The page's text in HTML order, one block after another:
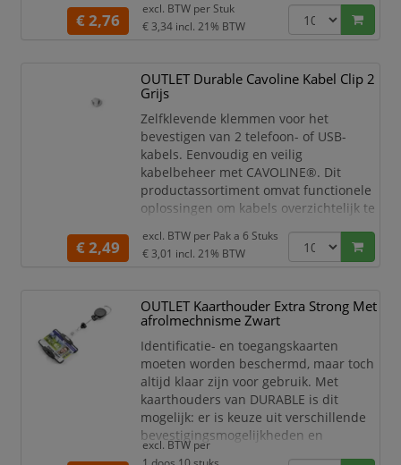
Lengte lint: 44 cm, breedte: 1 cm
Lengte badgehaspel: 80 cm
€ 2,76
excl. BTW per Stuk
€ 3,34 incl. 21% BTW
OUTLET Durable Cavoline Kabel Clip 2
Grijs
Zelfklevende klemmen voor het
bevestigen van 2 telefoon- of USB-
kabels. Eenvoudig en veilig
kabelbeheer met CAVOLINE®. Dit
productassortiment omvat functionele
oplossingen om kabels overzichtelijk te
veiligheid op de werkplek. CAVOLINE®
is zowel geschikt voor gebruik op
aantrekkelijk en biedt verschillende
extra voordelen. • Zelfklevende
van flexib
€ 2,49
excl. BTW per Pak a 6 Stuks
€ 3,01 incl. 21% BTW
OUTLET Kaarthouder Extra Strong Met
afrolmechnisme Zwart
Identificatie- en toegangskaarten
moeten worden beschermd, maar toch
altijd klaar zijn voor gebruik. Met
kaarthouders van DURABLE is dit
mogelijk: er is keuze uit verschillende
bevestigingsmogelijkheden en
uitvoeringen, geoptimaliseerd voor
excl. BTW per